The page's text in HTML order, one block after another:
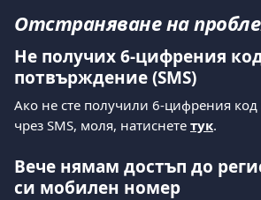
Отстраняване на
Не получих 6-цифрения
потвърждение (SMS)
Ако не сте получили 6-цифрения
чрез SMS, моля, натиснете тук.
Вече нямам достъп до
си мобилен номер